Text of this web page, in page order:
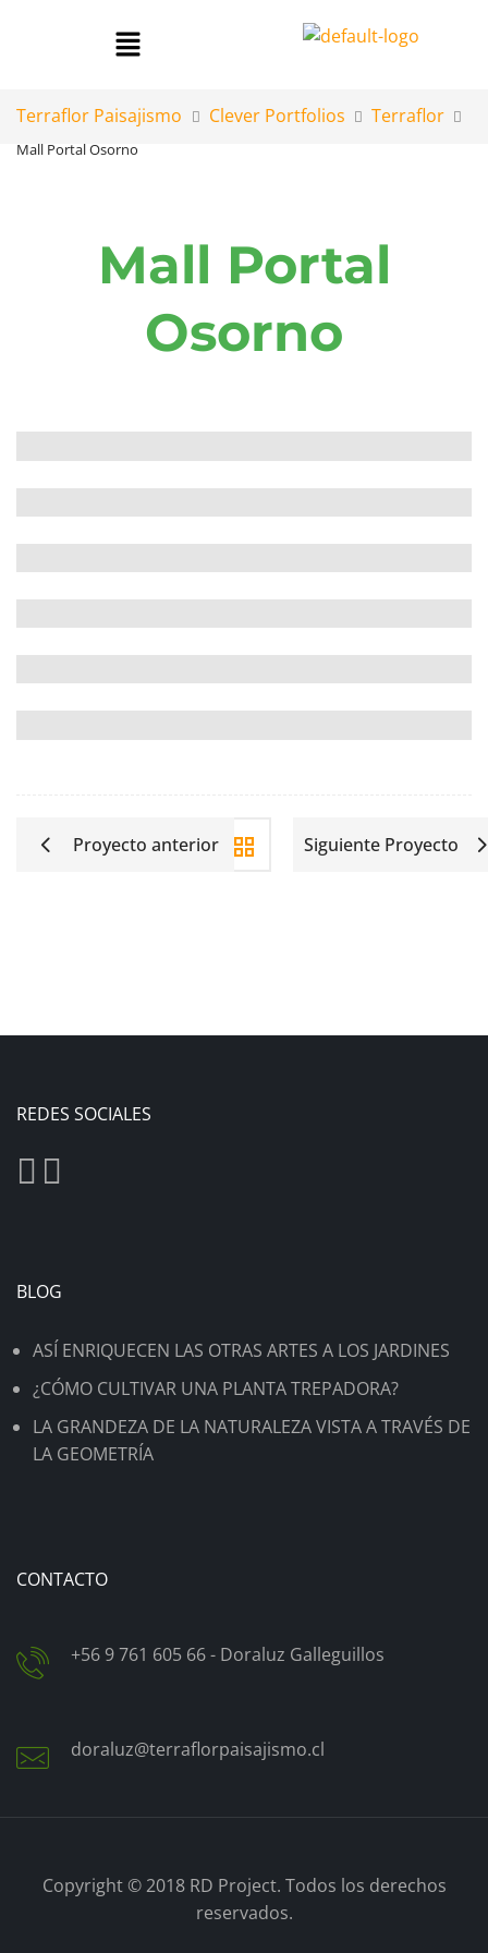
Terraflor Paisajismo Clever Portfolios Terraflor
Mall Portal Osorno
Mall Portal
Osorno
Proyecto anterior Siguiente Proyecto
REDES SOCIALES
BLOG
ASÍ ENRIQUECEN LAS OTRAS ARTES A LOS JARDINES
¿CÓMO CULTIVAR UNA PLANTA TREPADORA?
LA GRANDEZA DE LA NATURALEZA VISTA A TRAVÉS DE
LA GEOMETRÍA
CONTACTO
+56 9 761 605 66 - Doraluz Galleguillos
doraluz@terraflorpaisajismo.cl
Copyright © 2018 RD Project. Todos los derechos
reservados.